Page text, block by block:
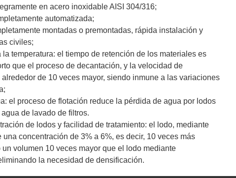
en acero inoxidable AISI 304/316;
automatizada;
montadas o premontadas, rápida instalación y
civiles;
temperatura: el tiempo de retención de los materiales es
que el proceso de decantación, y la velocidad de
de 10 veces mayor, siendo inmune a las variaciones
el proceso de flotación reduce la pérdida de agua por lodos
de lavado de filtros.
de lodos y facilidad de tratamiento: el lodo, mediante
una concentración de 3% a 6%, es decir, 10 veces más
un volumen 10 veces mayor que el lodo mediante
la necesidad de densificación.